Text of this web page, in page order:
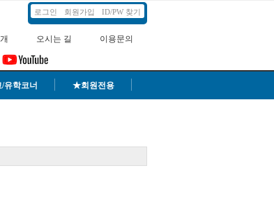
로그인 회원가입 ID/PW 찾기
오시는 길 이용문의
유학코너 ★회원전용